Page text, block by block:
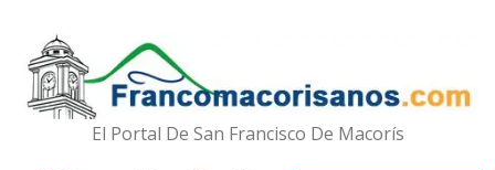
El Portal De San Francisco De Macorís